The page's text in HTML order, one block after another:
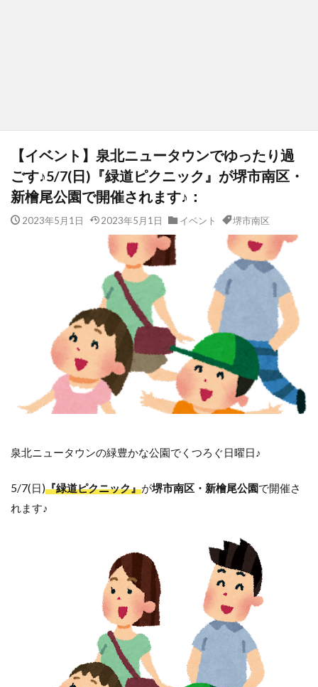
【イベント】泉北ニュータウンでゆったり過
ごす♪5/7(日)『緑道ピクニック』が堺市南区・
新檜尾公園で開催されます♪：
2023年5月1日 2023年5月1日 イベント 堺市南区
泉北ニュータウンの緑豊かな公園でくつろぐ日曜日♪
5/7(日)『緑道ピクニック』が堺市南区・新檜尾公園で開催さ
れます♪